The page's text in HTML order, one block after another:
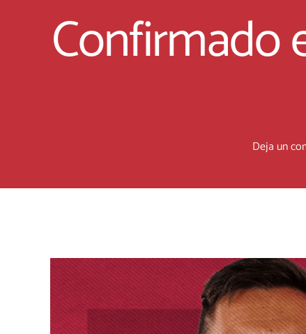
Confirmado
Deja un